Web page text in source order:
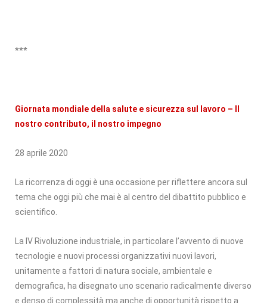
***
Giornata mondiale della salute e sicurezza sul lavoro – Il
nostro contributo, il nostro impegno
28 aprile 2020
La ricorrenza di oggi è una occasione per riflettere ancora sul
tema che oggi più che mai è al centro del dibattito pubblico e
scientifico.
La IV Rivoluzione industriale, in particolare l’avvento di nuove
tecnologie e nuovi processi organizzativi nuovi lavori,
unitamente a fattori di natura sociale, ambientale e
demografica, ha disegnato uno scenario radicalmente diverso
e denso di complessità ma anche di opportunità rispetto a